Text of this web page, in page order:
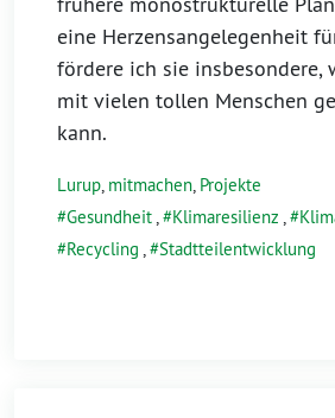
eine Herzensangelegenheit
fördere ich sie insbesondere,
mit vielen tollen Menschen
kann.
Lurup, mitmachen, Projekte
Gesundheit, Klimaresilienz ,
Recycling , Stadtteilentwicklung